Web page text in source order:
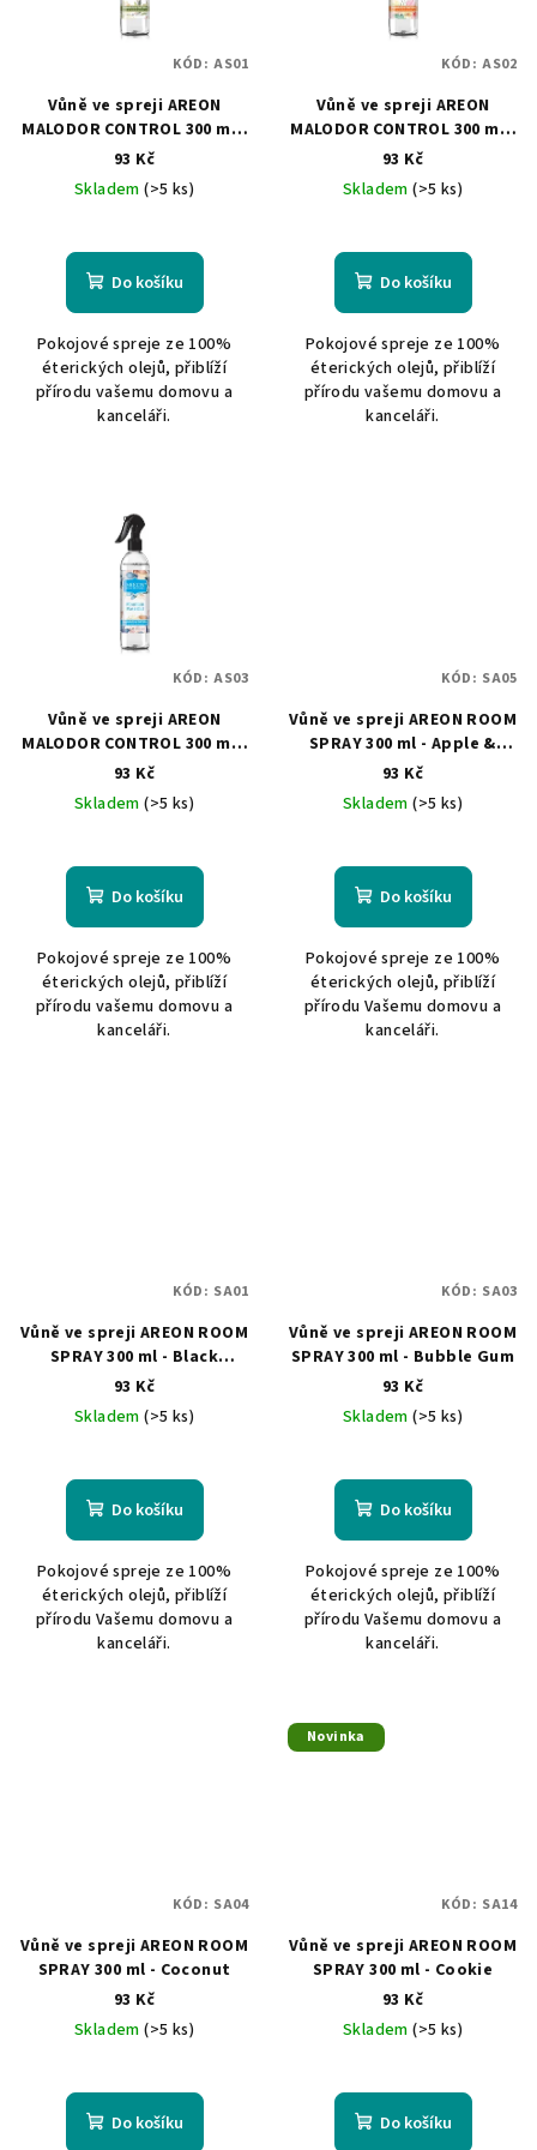
Vůně ve spreji AREON
MALODOR CONTROL 300 ml -
Alpine Forest
93 Kč
Skladem(>5 ks)
Do košíku
Pokojové spreje ze 100%
éterických olejů, přiblíží
přírodu vašemu domovu a
kanceláři.
KÓD: AS01
Vůně ve spreji AREON
MALODOR CONTROL 300 ml -
Golden Sunset
93 Kč
Skladem(>5 ks)
Do košíku
Pokojové spreje ze 100%
éterických olejů, přiblíží
přírodu vašemu domovu a
kanceláři.
KÓD: AS02
Vůně ve spreji AREON
MALODOR CONTROL 300 ml -
Mountain Waterfall
93 Kč
Skladem(>5 ks)
Do košíku
Pokojové spreje ze 100%
éterických olejů, přiblíží
přírodu vašemu domovu a
kanceláři.
KÓD: AS03
Vůně ve spreji AREON ROOM
SPRAY 300 ml - Apple &
Cinnamon
93 Kč
Skladem(>5 ks)
Do košíku
Pokojové spreje ze 100%
éterických olejů, přiblíží
přírodu Vašemu domovu a
kanceláři.
KÓD: SA05
Vůně ve spreji AREON ROOM
SPRAY 300 ml - Black
Crystal
93 Kč
Skladem(>5 ks)
Do košíku
Pokojové spreje ze 100%
éterických olejů, přiblíží
přírodu Vašemu domovu a
kanceláři.
KÓD: SA01
Vůně ve spreji AREON ROOM
SPRAY 300 ml - Bubble Gum
93 Kč
Skladem(>5 ks)
Do košíku
Pokojové spreje ze 100%
éterických olejů, přiblíží
přírodu Vašemu domovu a
kanceláři.
KÓD: SA03
Vůně ve spreji AREON ROOM
SPRAY 300 ml - Coconut
93 Kč
Skladem(>5 ks)
Do košíku
KÓD: SA04
Novinka
Vůně ve spreji AREON ROOM
SPRAY 300 ml - Cookie
93 Kč
Skladem(>5 ks)
Do košíku
KÓD: SA14